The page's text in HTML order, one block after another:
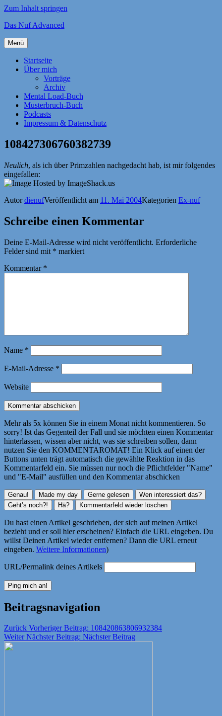
Zum Inhalt springen
Das Nuf Advanced
Menü
Startseite
Über mich
Vorträge
Archiv
Mental Load-Buch
Musterbruch-Buch
Podcasts
Impressum & Datenschutz
108427306760382739
Neulich, als ich über Primzahlen nachgedacht hab, ist mir folgendes
eingefallen:
AutordienufVeröffentlicht am 11. Mai 2004Kategorien Ex-nuf
Schreibe einen Kommentar
Deine E-Mail-Adresse wird nicht veröffentlicht. Erforderliche
Felder sind mit * markiert
Kommentar *
Name *
E-Mail-Adresse *
Website
Mehr als 5x können Sie in einem Monat nicht kommentieren. So
sorry! Ist das Gegenteil der Fall und sie möchten einen Kommentar
hinterlassen, wissen aber nicht, was sie schreiben sollen, dann
nutzen Sie den KOMMENTAROMAT! Ein Klick auf einen der
Buttons unten trägt automatisch die gewählte Reaktion in das
Kommentarfeld ein. Sie müssen nur noch die Pflichtfelder "Name"
und "E-Mail" ausfüllen und den Kommentar abschicken
Du hast einen Artikel geschrieben, der sich auf meinen Artikel
bezieht und er soll hier erscheinen? Einfach die URL eingeben. Du
willst Deinen Artikel wieder entfernen? Dann die URL erneut
eingeben. Weitere Informationen)
URL/Permalink deines Artikels
Beitragsnavigation
Zurück Vorheriger Beitrag: 108420863806932384
Weiter Nächster Beitrag: Nächster Beitrag